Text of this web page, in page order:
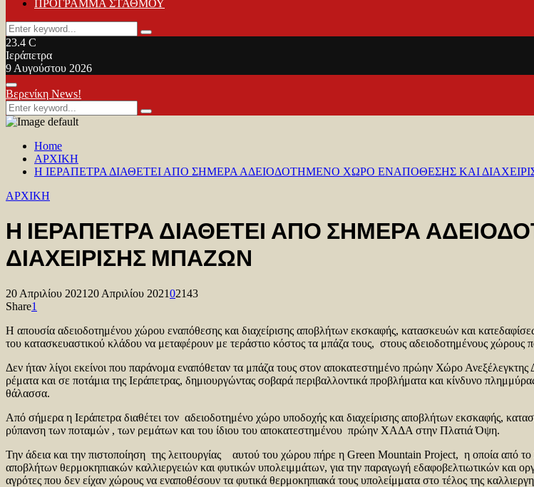
ΠΡΟΓΡΑΜΜΑ ΣΤΑΘΜΟΥ
Search
for:
Search
23.4 C
Ιεράπετρα
9 Αυγούστου 2026
Facebook
Twitter
Youtube
Primary
Menu
Βερενίκη News!
Search
for:
Search
Home
ΑΡΧΙΚΗ
Η ΙΕΡΑΠΕΤΡΑ ΔΙΑΘΕΤΕΙ ΑΠΟ ΣΗΜΕΡΑ ΑΔΕΙΟΔΟΤΗΜΕΝΟ ΧΩΡΟ ΕΝΑΠΟΘΕΣΗΣ ΚΑΙ
ΑΡΧΙΚΗ
Η ΙΕΡΑΠΕΤΡΑ ΔΙΑΘΕΤΕΙ ΑΠΟ ΣΗΜΕΡΑ
ΔΙΑΧΕΙΡΙΣΗΣ ΜΠΑΖΩΝ
20 Απριλίου 2021 20 Απριλίου 202102143
Share1
Η απουσία αδειοδοτημένου χώρου εναπόθεσης και διαχείρισης αποβλήτων εκσκαφής, κατασκευών και
του κατασκευαστικού κλάδου να μεταφέρουν με τεράστιο κόστος τα μπάζα τους, στους αδειοδοτημένους
Δεν ήταν λίγοι εκείνοι που παράνομα εναπόθεταν τα μπάζα τους στον αποκατεστημένο πρώην Χώρο
ρέματα και σε ποτάμια της Ιεράπετρας, δημιουργώντας σοβαρά περιβαλλοντικά προβλήματα και κίνδυνο
θάλασσα.
Από σήμερα η Ιεράπετρα διαθέτει τον αδειοδοτημένο χώρο υποδοχής και διαχείρισης αποβλήτων εκσκαφής,
ρύπανση των ποταμών , των ρεμάτων και του ίδιου του αποκατεστημένου πρώην ΧΑΔΑ στην Πλατιά Όψη.
Την άδεια και την πιστοποίηση της λειτουργίας αυτού του χώρου πήρε η Green Mountain Project, η οποία από το
αποβλήτων θερμοκηπιακών καλλιεργειών και φυτικών υπολειμμάτων, για την παραγωγή εδαφοβελτιωτικών και
αγρότες που δεν είχαν χώρους να εναποθέσουν τα φυτικά θερμοκηπιακά τους υπολείμματα στο τέλος της